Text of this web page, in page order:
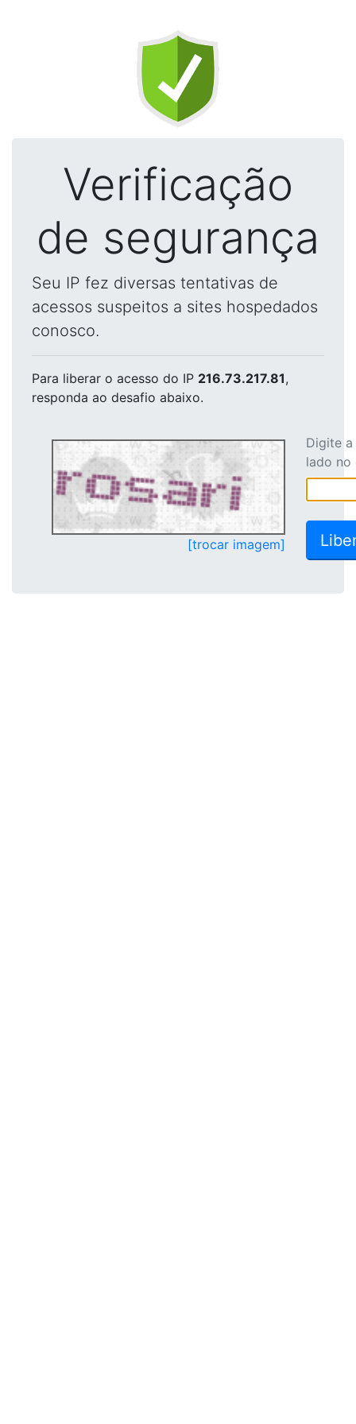
Verificação
de segurança
Seu IP fez diversas tentativas de
acessos suspeitos a sites hospedados
conosco.
Para liberar o acesso do IP 216.73.217.81,
responda ao desafio abaixo.
[trocar imagem]
Digite
lado no